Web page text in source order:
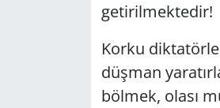
getirilmektedir!
Korku
düşman
bölmek, olası